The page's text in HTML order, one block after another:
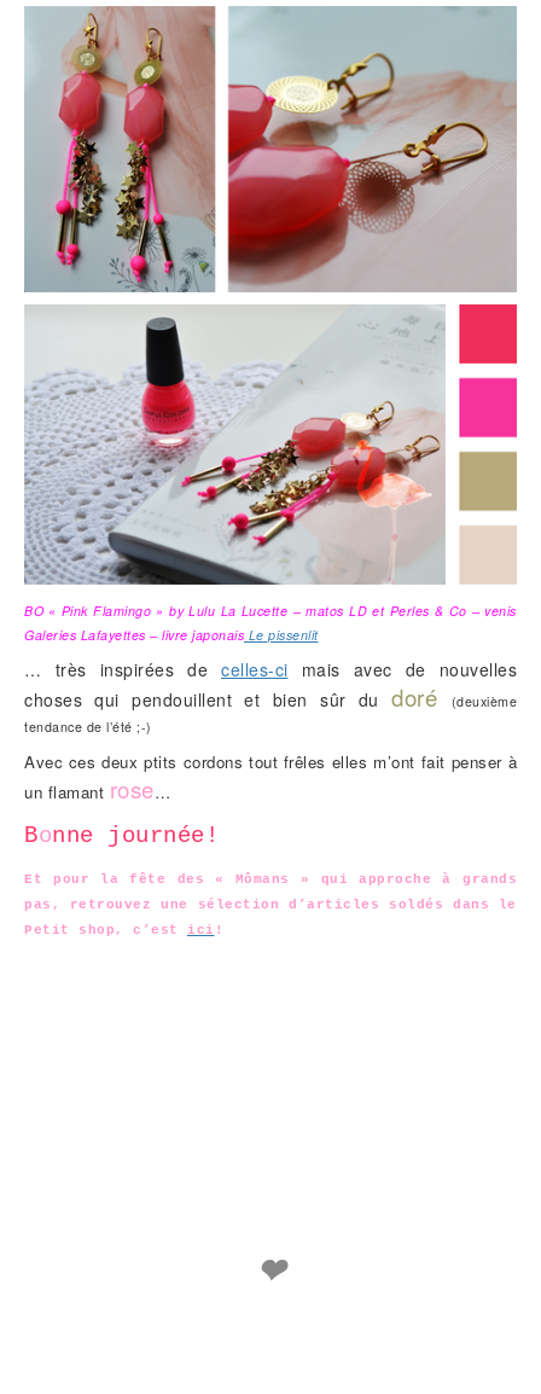
BO « Pink Flamingo » by Lulu La Lucette – matos LD et Perles & Co – venis
Galeries Lafayettes – livre japonais Le pissenlit
… très inspirées de celles-ci mais avec de nouvelles
choses qui pendouillent et bien sûr dudoré
(deuxième
tendance de l’été ;-)
Avec ces deux ptits cordons tout frêles elles m’ont fait penser à
un flamant rose…
Bonne journée!
Et pour la fête des « Mômans » qui approche à grands
pas, retrouvez une sélection d’articles soldés dans le
Petit shop, c’est ici !
❤